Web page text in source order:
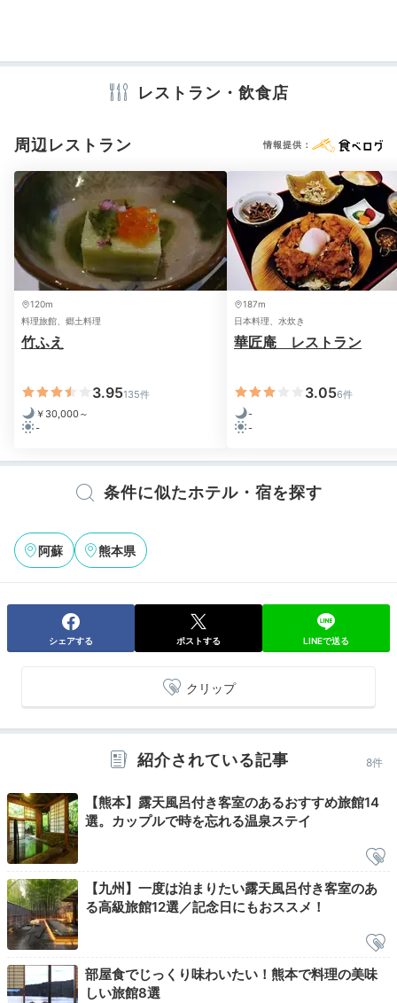
ましぇ38さんの投稿
夕食は事前に宿に確認をしておきましょう。お部屋食で
気兼ねなくリラックスしながらいただけますよ。季節の
食材、地元熊本の新鮮な海の幸・山の幸を使い、美しく
彩られた懐石料理を召し上がれ。口福・眼福なひととき
に大満足！
お部屋で事前に申し込みをしたすきやきをいただきまし
た。持ち込んだワインと合わせて美味しくいただきまし
Onsen
20:00
貸切露天風呂で
のんびりリラックス
MANAXさんの投稿
洞
林と紅葉に囲まれた「竹林の湯」や、滝のせせらぎを聞
きながら穏やかなひとときに身を委ねられる「奥の湯」
など3つの貸切露天風呂があります。広々とした温泉
で、人目を気にせず堪能できますよ。
※設備・アメニティは、確認が取れている情報を表示しています。
レストラン・飲食店
周辺レストラン 情報提供：
120m
料理旅館、郷土料理
竹ふえ
3.95135件
￥30,000～
-
187m
日本料理、水炊き
華匠庵 レストラン
3.056件
-
-
条件に似たホテル・宿を探す
阿蘇 熊本県
シェアする ポストする LINEで送る
クリップ
紹介されている記事 8件
【熊本】露天風呂付き客室のあるおすすめ旅館14
選。カップルで時を忘れる温泉ステイ
【九州】一度は泊まりたい露天風呂付き客室のあ
る高級旅館12選／記念日にもおススメ！
部屋食でじっくり味わいたい！熊本で料理の美味
しい旅館8選